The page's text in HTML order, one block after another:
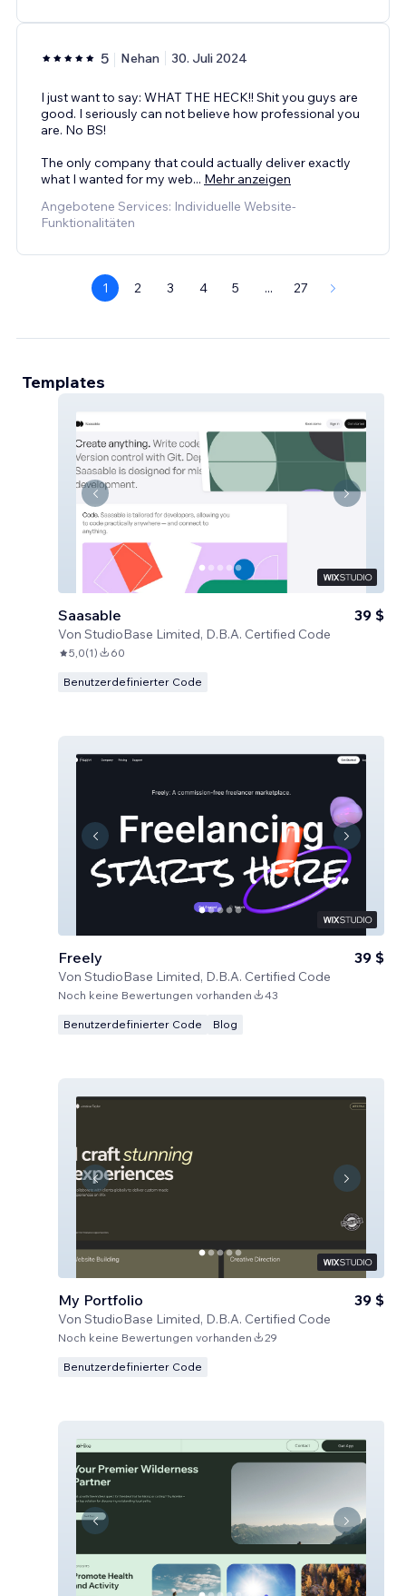
5 Nehan 30. Juli 2024
I just want to say: WHAT THE HECK!! Shit you guys are
good. I seriously can not believe how professional you
are. No BS!
The only company that could actually deliver exactly
what I wanted for my web... Mehr anzeigen
Angebotene Services: Individuelle Website-
Funktionalitäten
1 2 3 4 5 ... 27
Templates
Saasable
Von StudioBase Limited, D.B.A. Certified Code
39 $
5,0(1) 60
Benutzerdefinierter Code
Freely
Von StudioBase Limited, D.B.A. Certified Code
39 $
Noch keine Bewertungen vorhanden 43
Benutzerdefinierter Code Blog
My Portfolio
Von StudioBase Limited, D.B.A. Certified Code
39 $
Noch keine Bewertungen vorhanden 29
Benutzerdefinierter Code